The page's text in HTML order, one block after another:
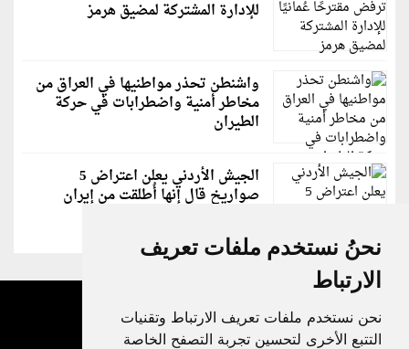
نحنُ نستخدم ملفات تعريف
الارتباط
نحن نستخدم ملفات تعريف الارتباط وتقنيات
التتبع الأخرى لتحسين تجربة التصفح الخاصة
للإدارة المشتركة لمضيق هرمز
واشنطن تحذر مواطنيها في العراق من
مخاطر أمنية واضطرابات في حركة
الطيران
الجيش الأردني يعلن اعتراض 5
صواريخ قال إنها أُطلقت من إيران